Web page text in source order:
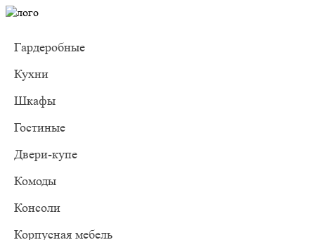
Гардеробные
Кухни
Шкафы
Гостиные
Двери-купе
Комоды
Консоли
Корпусная мебель